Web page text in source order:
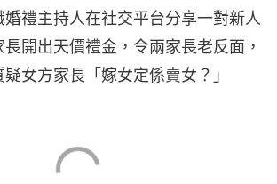
禮主持人在社交平台分享一對新人
開出天價禮金，令兩家長老反面，
女方家長「嫁女定係賣女？」